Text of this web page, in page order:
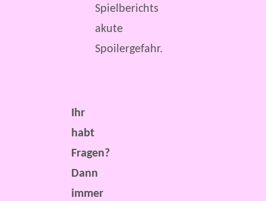
Spielberichts
akute
Spoilergefahr.
Ihr
habt
Fragen?
Dann
immer